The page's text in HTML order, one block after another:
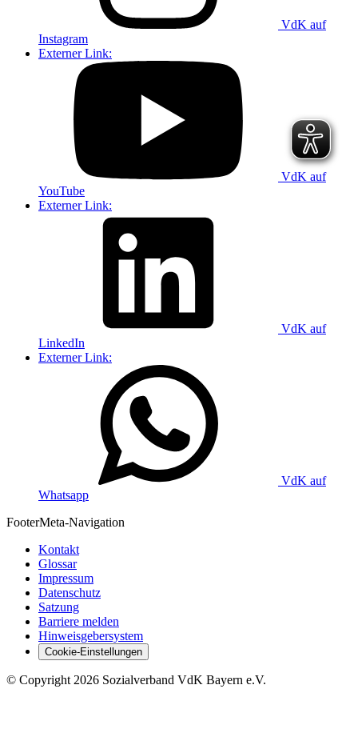
VdK auf
Instagram
Externer Link:
VdK auf
YouTube
Externer Link:
VdK auf
LinkedIn
Externer Link:
VdK auf
Whatsapp
FooterMeta-Navigation
Kontakt
Glossar
Impressum
Datenschutz
Satzung
Barriere melden
Hinweisgebersystem
Cookie-Einstellungen
© Copyright 2026 Sozialverband VdK Bayern e.V.